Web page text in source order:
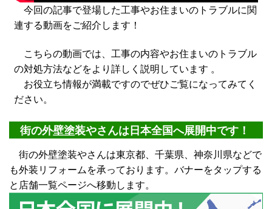
今回の記事で登場した工事やお住まいのトラブルに関
連する動画をご紹介します！
こちらの動画では、工事の内容やお住まいのトラブル
の対処方法などをより詳しく説明しています 。
お役立ち情報が満載ですのでぜひご覧になってみてく
ださい。
街の外壁塗装やさんは日本全国へ展開中です！
街の外壁塗装やさんは東京都、千葉県、神奈川県などで
も外装リフォームを承っております。バナーをタップする
と店舗一覧ページへ移動します。